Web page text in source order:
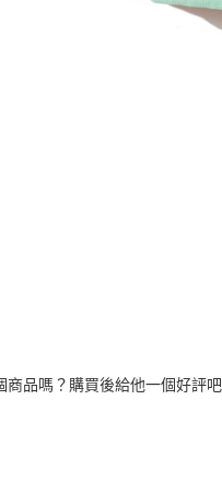
商品嗎？購買後給他一個好評吧